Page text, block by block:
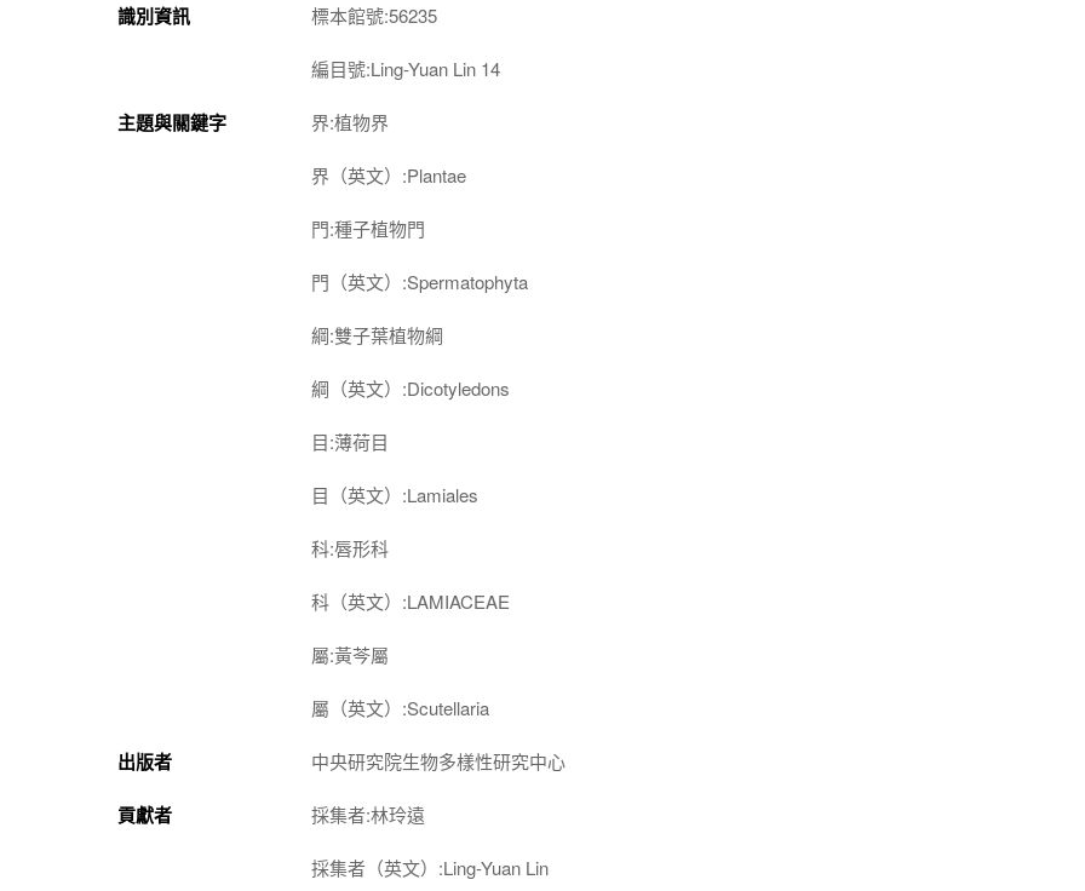
識別資訊 標本館號:56235
編目號:Ling-Yuan Lin 14
主題與關鍵字 界:植物界
界（英文）:Plantae
門:種子植物門
門（英文）:Spermatophyta
綱:雙子葉植物綱
綱（英文）:Dicotyledons
目:薄荷目
目（英文）:Lamiales
科:唇形科
科（英文）:LAMIACEAE
屬:黃芩屬
屬（英文）:Scutellaria
出版者 中央研究院生物多樣性研究中心
貢獻者 採集者:林玲遠
採集者（英文）:Ling-Yuan Lin